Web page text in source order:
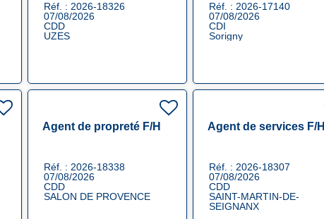
Réf. : 2026-18326
07/08/2026
CDD
UZES
Réf. : 2026-17140
07/08/2026
CDI
Sorigny
Agent de propreté F/H
Réf. : 2026-18338
07/08/2026
CDD
SALON DE PROVENCE
Agent de services F/H
Réf. : 2026-18307
07/08/2026
CDD
SAINT-MARTIN-DE-
SEIGNANX